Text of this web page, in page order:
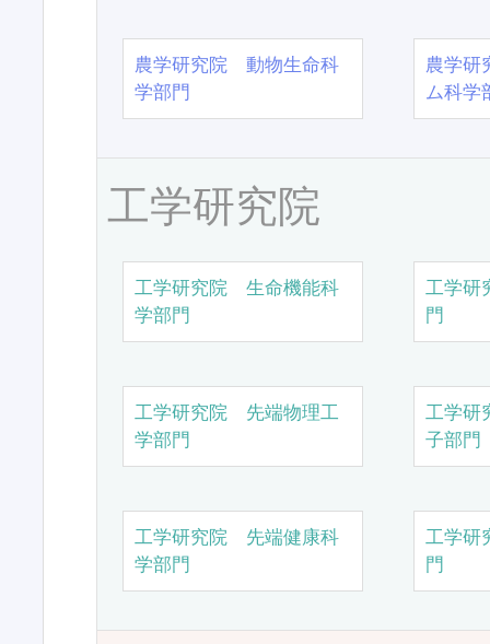
農学研究院 動物生命科
学部門
農学
ム科学
工学研究院
工学研究院 生命機能科
学部門
工学研
門
工学研究院 先端物理工
学部門
工学研
子部門
工学研究院 先端健康科
学部門
工学研
門